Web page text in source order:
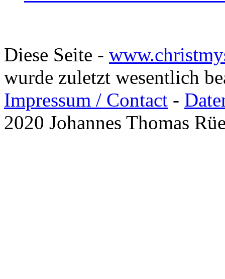
Diese Seite -
wurde zuletzt wesentlich
Impressum / Contact -
2020 Johannes Thomas